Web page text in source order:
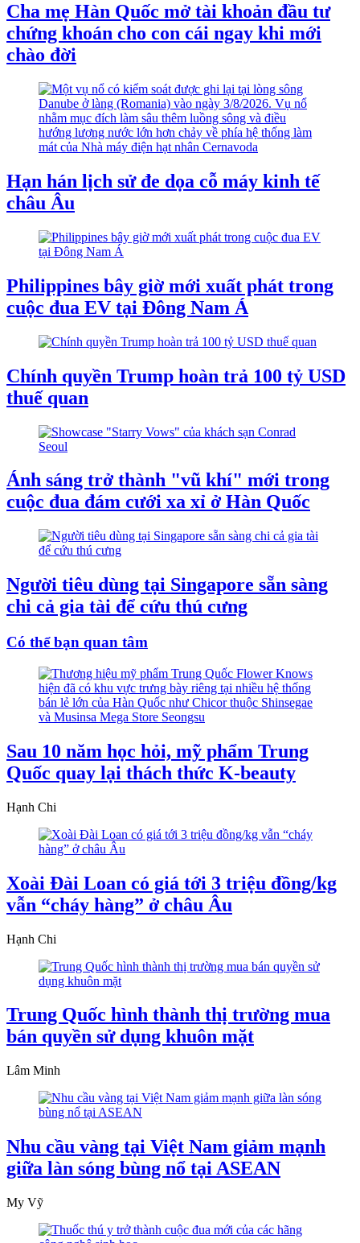
Cha mẹ Hàn Quốc mở tài khoản đầu tư
chứng khoán cho con cái ngay khi mới
chào đời
Hạn hán lịch sử đe dọa cỗ máy kinh tế
châu Âu
Philippines bây giờ mới xuất phát trong
cuộc đua EV tại Đông Nam Á
Chính quyền Trump hoàn trả 100 tỷ USD
thuế quan
Ánh sáng trở thành "vũ khí" mới trong
cuộc đua đám cưới xa xỉ ở Hàn Quốc
Người tiêu dùng tại Singapore sẵn sàng
chi cả gia tài để cứu thú cưng
Có thể bạn quan tâm
Sau 10 năm học hỏi, mỹ phẩm Trung
Quốc quay lại thách thức K-beauty
Hạnh Chi
Xoài Đài Loan có giá tới 3 triệu đồng/kg
vẫn “cháy hàng” ở châu Âu
Hạnh Chi
Trung Quốc hình thành thị trường mua
bán quyền sử dụng khuôn mặt
Lâm Minh
Nhu cầu vàng tại Việt Nam giảm mạnh
giữa làn sóng bùng nổ tại ASEAN
My Vỹ